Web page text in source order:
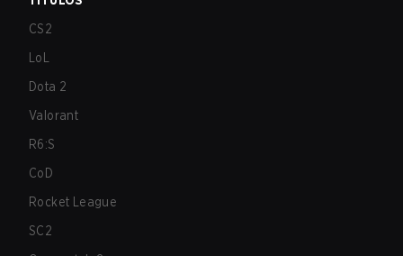
CS2
LoL
Dota 2
Valorant
R6:S
CoD
Rocket League
SC2